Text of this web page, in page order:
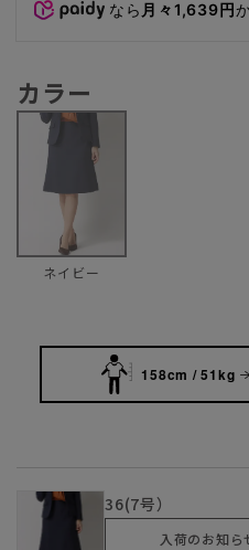
なら 月々1,639円
カラー
ネイビー
158cm / 51kg
36(7号）
入荷のお知ら